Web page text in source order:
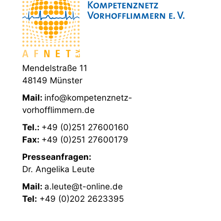
Mendelstraße 11
48149 Münster
Mail: info@kompetenznetz-
vorhofflimmern.de
Tel.: +49 (0)251 27600160
Fax: +49 (0)251 27600179
Presseanfragen:
Dr. Angelika Leute
Mail: a.leute@t-online.de
Tel: +49 (0)202 2623395